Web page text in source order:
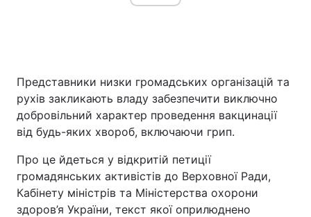
Представники низки громадських організацій та
рухів закликають владу забезпечити виключно
добровільний характер проведення вакцинації
від будь-яких хвороб, включаючи грип.
Про це йдеться у відкритій петиції
громадянських активістів до Верховної Ради,
Кабінету міністрів та Міністерства охорони
здоров’я України, текст якої оприлюднено